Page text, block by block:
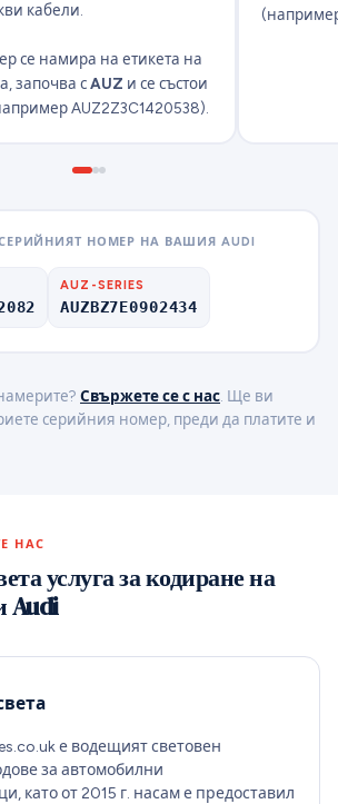
кабели.
се намира на етикета на
започва сAUZ и се състои
AUZ2Z3C1420538).
НОМЕР НА ВАШИЯ AUDI
AUZ-SERIES
AUZBZ7E0902434
Свържете се с нас. Ще ви
серийния номер, преди да платите и
НАС
услуга за кодиране на
Audi
е водещият световен
за автомобилни
като от 2015 г. насам е предоставил